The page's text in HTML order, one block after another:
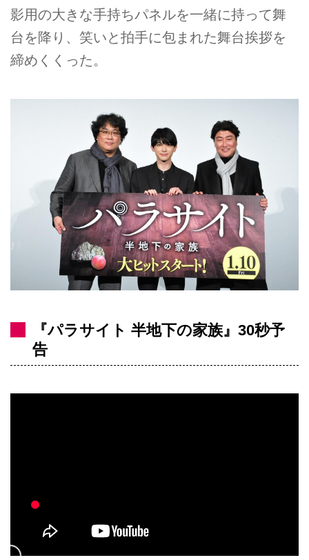
影用の大きな手持ちパネルを一緒に持って舞
台を降り、笑いと拍手に包まれた舞台挨拶を
締めくくった。
『パラサイト 半地下の家族』30秒予
告